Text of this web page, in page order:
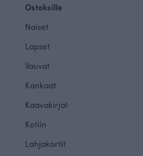
Ostoksille
Naiset
Lapset
Vauvat
Kankaat
Kaavakirjat
Kotiin
Lahjakortit